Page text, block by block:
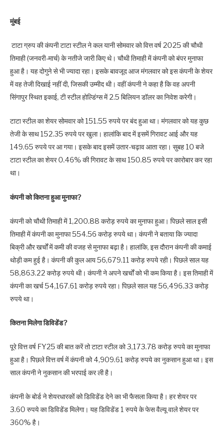
मुंबई
टाटा ग्रुप की कंपनी टाटा स्टील ने कल यानी सोमवार को वित्त वर्ष 2025 की चौथी
तिमाही (जनवरी-मार्च) के नतीजे जारी किए थे। चौथी तिमाही में कंपनी को बंपर मुनाफा
हुआ है। यह दोगुने से भी ज्यादा रहा। इसके बावजूद आज मंगलवार को इस कंपनी के शेयर
में वह तेजी दिखाई नहीं दी, जिसकी उम्मीद थी। वहीं कंपनी ने कहा है कि वह अपनी
सिंगापुर स्थित इकाई, टी स्टील होल्डिंग्स में 2.5 बिलियन डॉलर का निवेश करेगी।
टाटा स्टील का शेयर सोमवार को 151.55 रुपये पर बंद हुआ था। मंगलवार को यह कुछ
तेजी के साथ 152.35 रुपये पर खुला। हालांकि बाद में इसमें गिरावट आई और यह
149.65 रुपये पर आ गया। इसके बाद इसमें उतार-चढ़ाव आता रहा। सुबह 10 बजे
टाटा स्टील का शेयर 0.46% की गिरावट के साथ 150.85 रुपये पर कारोबार कर रहा
था।
कंपनी को कितना हुआ मुनाफा?
कंपनी को चौथी तिमाही में 1,200.88 करोड़ रुपये का मुनाफा हुआ। पिछले साल इसी
तिमाही में कंपनी का मुनाफा 554.56 करोड़ रुपये था। कंपनी ने बताया कि ज्यादा
बिक्री और खर्चों में कमी की वजह से मुनाफा बढ़ा है। हालांकि, इस दौरान कंपनी की कमाई
थोड़ी कम हुई है। कंपनी की कुल आय 56,679.11 करोड़ रुपये रही। पिछले साल यह
58,863.22 करोड़ रुपये थी। कंपनी ने अपने खर्चों को भी कम किया है। इस तिमाही में
कंपनी का खर्च 54,167.61 करोड़ रुपये रहा। पिछले साल यह 56,496.33 करोड़
रुपये था।
कितना मिलेगा डिविडेंड?
पूरे वित्त वर्ष FY25 की बात करें तो टाटा स्टील को 3,173.78 करोड़ रुपये का मुनाफा
हुआ है। पिछले वित्त वर्ष में कंपनी को 4,909.61 करोड़ रुपये का नुकसान हुआ था। इस
साल कंपनी ने नुकसान की भरपाई कर ली है।
कंपनी के बोर्ड ने शेयरधारकों को डिविडेंड देने का भी फैसला किया है। हर शेयर पर
3.60 रुपये का डिविडेंड मिलेगा। यह डिविडेंड 1 रुपये के फेस वैल्यू वाले शेयर पर
360% है।